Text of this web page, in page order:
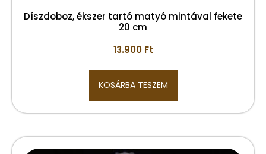
Díszdoboz, ékszer tartó matyó mintával fekete
20 cm
13.900 Ft
KOSÁRBA TESZEM